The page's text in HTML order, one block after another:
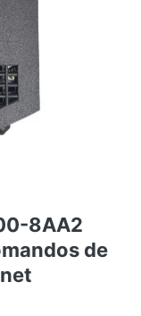
8AA2
de